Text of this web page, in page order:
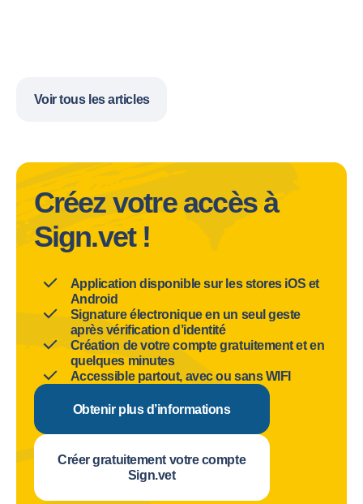
Voir tous les articles
Créez votre accès à
Sign.vet !
Application disponible sur les stores iOS et
Android
Signature électronique en un seul geste
après vérification d’identité
Création de votre compte gratuitement et en
quelques minutes
Accessible partout, avec ou sans WIFI
Obtenir plus d’informations
Créer gratuitement votre compte
Sign.vet